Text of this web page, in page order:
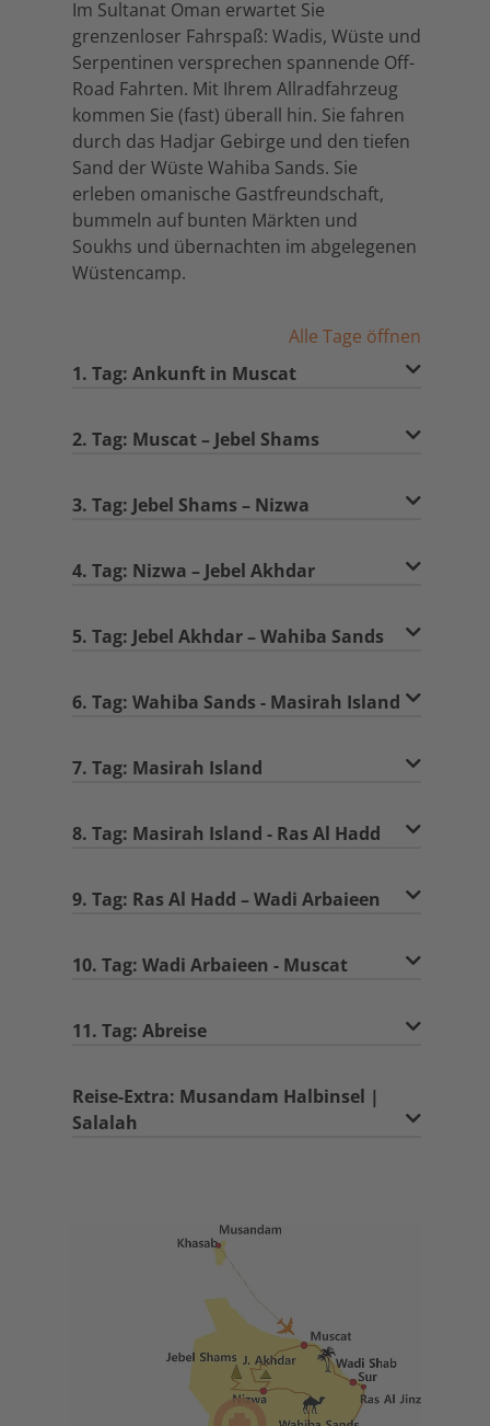
Im Sultanat Oman erwartet Sie
grenzenloser Fahrspaß: Wadis, Wüste und
Serpentinen versprechen spannende Off-
Road Fahrten. Mit Ihrem Allradfahrzeug
kommen Sie (fast) überall hin. Sie fahren
durch das Hadjar Gebirge und den tiefen
Sand der Wüste Wahiba Sands. Sie
erleben omanische Gastfreundschaft,
bummeln auf bunten Märkten und
Soukhs und übernachten im abgelegenen
Wüstencamp.
Alle Tage öffnen
1. Tag: Ankunft in Muscat
2. Tag: Muscat – Jebel Shams
3. Tag: Jebel Shams – Nizwa
4. Tag: Nizwa – Jebel Akhdar
5. Tag: Jebel Akhdar – Wahiba Sands
6. Tag: Wahiba Sands - Masirah Island
7. Tag: Masirah Island
8. Tag: Masirah Island - Ras Al Hadd
9. Tag: Ras Al Hadd – Wadi Arbaieen
10. Tag: Wadi Arbaieen - Muscat
11. Tag: Abreise
Reise-Extra: Musandam Halbinsel |
Salalah